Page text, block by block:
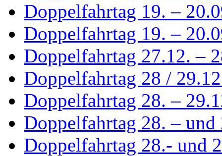
Doppelfahrtag 19. –
Doppelfahrtag 19. –
Doppelfahrtag 27.12. –
Doppelfahrtag 28 /
Doppelfahrtag 28. –
Doppelfahrtag 28. –
Doppelfahrtag 28.- und